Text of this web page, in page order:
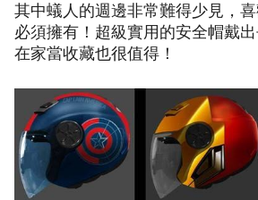
其中蟻人的週邊非常難得少見，
必須擁有！超級實用的安全帽戴
在家當收藏也很值得！